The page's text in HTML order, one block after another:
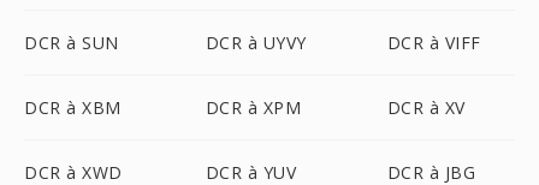
DCR à SUN DCR à UYVY DCR à VIFF
DCR à XBM DCR à XPM DCR à XV
DCR à XWD DCR à YUV DCR à JBG